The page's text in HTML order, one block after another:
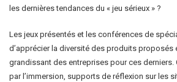
les dernières tendances du « jeu sérieux » ?
Les jeux présentés et les conférences de
d’apprécier la diversité des produits proposés
grandissant des entreprises pour ces derniers.
par l’immersion, supports de réflexion sur les